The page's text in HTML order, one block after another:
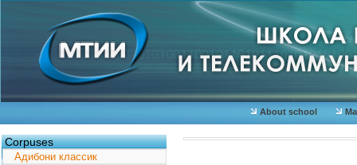
About school
Corpuses
Адибони классик